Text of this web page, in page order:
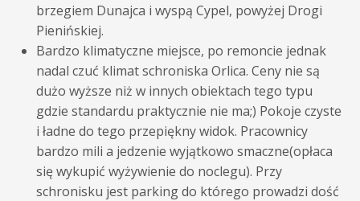
brzegiem Dunajca i wyspą Cypel, powyżej Drogi
Pienińskiej.
Bardzo klimatyczne miejsce, po remoncie jednak
nadal czuć klimat schroniska Orlica. Ceny nie są
dużo wyższe niż w innych obiektach tego typu
gdzie standardu praktycznie nie ma;) Pokoje czyste
i ładne do tego przepiękny widok. Pracownicy
bardzo mili a jedzenie wyjątkowo smaczne(opłaca
się wykupić wyżywienie do noclegu). Przy
schronisku jest parking do którego prowadzi dość